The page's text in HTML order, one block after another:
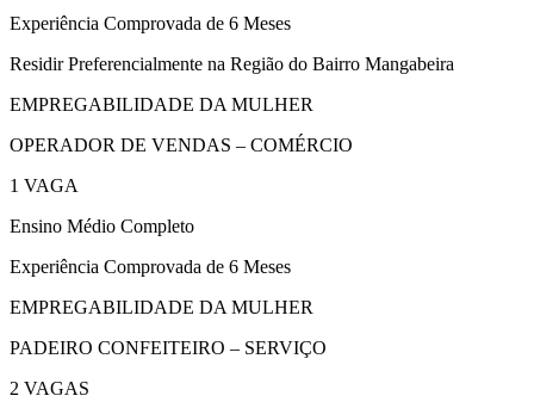
Experiência Comprovada de 6 Meses
Residir Preferencialmente na Região do Bairro Mangabeira
EMPREGABILIDADE DA MULHER
OPERADOR DE VENDAS – COMÉRCIO
1 VAGA
Ensino Médio Completo
Experiência Comprovada de 6 Meses
EMPREGABILIDADE DA MULHER
PADEIRO CONFEITEIRO – SERVIÇO
2 VAGAS